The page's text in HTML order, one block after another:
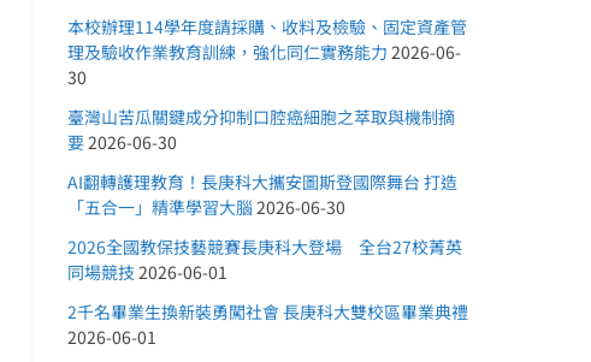
本校辦理114學年度請採購、收料及檢驗、固定資產管
理及驗收作業教育訓練，強化同仁實務能力 2026-06-
30
臺灣山苦瓜關鍵成分抑制口腔癌細胞之萃取與機制摘
要2026-06-30
AI翻轉護理教育！長庚科大攜安圖斯登國際舞台 打造
「五合一」精準學習大腦 2026-06-30
2026全國教保技藝競賽長庚科大登場 全台27校菁英
同場競技 2026-06-01
2千名畢業生換新裝勇闖社會 長庚科大雙校區畢業典禮
2026-06-01